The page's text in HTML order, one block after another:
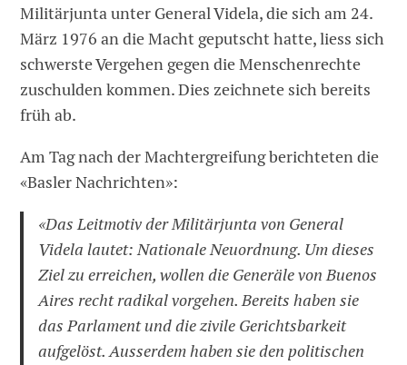
Militärjunta unter General Videla, die sich am 24.
März 1976 an die Macht geputscht hatte, liess sich
schwerste Vergehen gegen die Menschenrechte
zuschulden kommen. Dies zeichnete sich bereits
früh ab.
Am Tag nach der Machtergreifung berichteten die
«Basler Nachrichten»:
«Das Leitmotiv der Militärjunta von General
Videla lautet: Nationale Neuordnung. Um dieses
Ziel zu erreichen, wollen die Generäle von Buenos
Aires recht radikal vorgehen. Bereits haben sie
das Parlament und die zivile Gerichtsbarkeit
aufgelöst. Ausserdem haben sie den politischen